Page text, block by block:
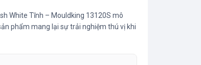
White Tĩnh – Mouldking 13120S mô
phẩm mang lại sự trải nghiệm thú vị khi